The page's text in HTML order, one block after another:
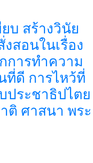
บ สร้างวินัย
สอนในเรื่อง
การทำความ
ที่ดี การไหว้ที่
ประชาธิปไตย
ติ ศาสนา พระ